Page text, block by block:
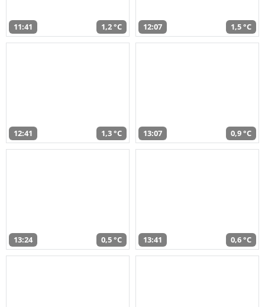
11:41 1,2 °C 12:07 1,5 °C
12:41 1,3 °C 13:07 0,9 °C
13:24 0,5 °C 13:41 0,6 °C